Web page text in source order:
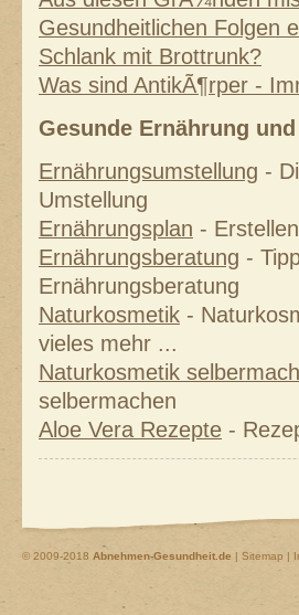
Gesundheitlichen Folgen
Schlank mit Brottrunk?
Was sind AntikÃ¶rper -
Gesunde Ernährung
Ernährungsumstellung -
Umstellung
Ernährungsplan -
Ernährungsberatung -
Ernährungsberatung
Naturkosmetik -
vieles mehr ...
Naturkosmetik
selbermachen
Aloe Vera Rezepte -
© 2009-2018 Abnehmen-Gesundheit.de | Sitemap |